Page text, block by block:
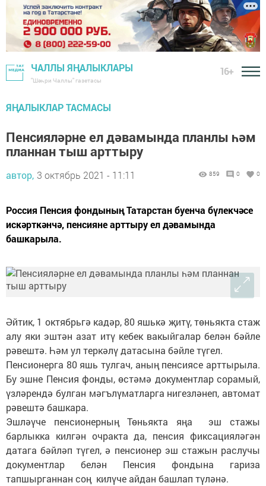
ЧАЛЛЫ ЯҢАЛЫКЛАРЫ
"Шәһри Чаллы" газетасы
16+
ЯҢАЛЫКЛАР ТАСМАСЫ
Пенсияләрне ел дәвамында планлы һәм
планнан тыш арттыру
автор, 3 октябрь 2021 - 11:11 859 0 0
Рос­сия Пен­сия фон­ды­ның Та­тар­стан бу­ен­ча бү­лек­чә­се
ис­кәрт­кән­чә, пен­си­я­не арт­ты­ру ел дә­ва­мын­да
башкарыла.
Әйтик, 1 октябрьгә кадәр, 80 яшькә җитү, төньякта стаж
алу яки эштән азат итү кебек вакыйгалар белән бәйле
рәвештә. Һәм ул теркәлү датасына бәйле түгел.
Пенсионерга 80 яшь тулгач, аның пенсиясе арттырыла.
Бу эшне Пенсия фонды, өстәмә документлар сорамый,
үзләрендә булган мәгълүматларга нигезләнеп, автомат
рәвештә башкара.
Эшләүче пенсионерның Төньякта яңа эш стажы
барлыкка килгән очракта да, пенсия фиксацияләгән
датага бәйләп түгел, ә пенсионер эш стажын раслучы
документлар белән Пенсия фондына гариза
тапшырганнан соң килүче айдан башлап түләнә.